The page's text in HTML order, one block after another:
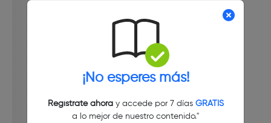
¡No esperes más!
Regístrate ahoray accede por 7 días GRATIS
a lo mejor de nuestro contenido."